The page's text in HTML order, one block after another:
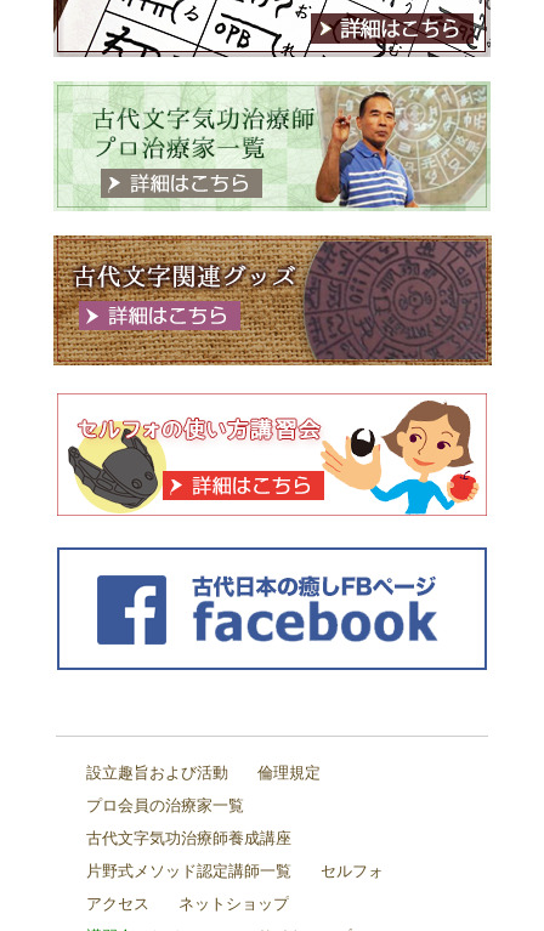
設立趣旨および活動
倫理規定
プロ会員の治療家一覧
古代文字気功治療師養成講座
片野式メソッド認定講師一覧
セルフォ
アクセス
ネットショップ